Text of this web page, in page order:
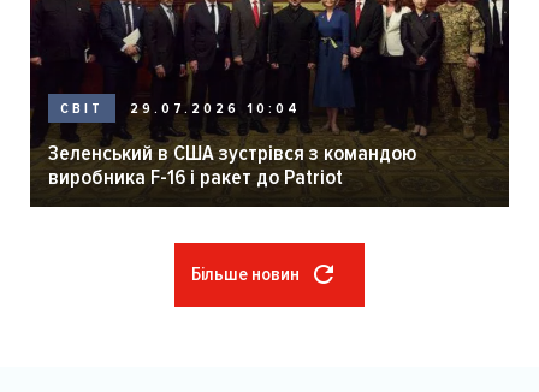
СВІТ 29.07.2026 10:04
Зеленський в США зустрівся з командою
виробника F-16 і ракет до Patriot
Більше новин